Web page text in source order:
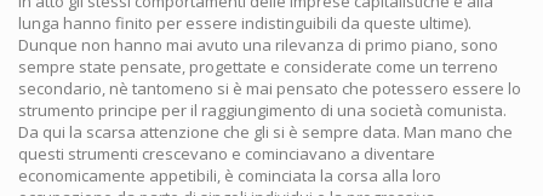
lunga hanno finito per essere indistinguibili da queste ultime).
Dunque non hanno mai avuto una rilevanza di primo piano, sono
sempre state pensate, progettate e considerate come un terreno
secondario, nè tantomeno si è mai pensato che potessero essere lo
strumento principe per il raggiungimento di una società comunista.
Da qui la scarsa attenzione che gli si è sempre data. Man mano che
questi strumenti crescevano e cominciavano a diventare
economicamente appetibili, è cominciata la corsa alla loro